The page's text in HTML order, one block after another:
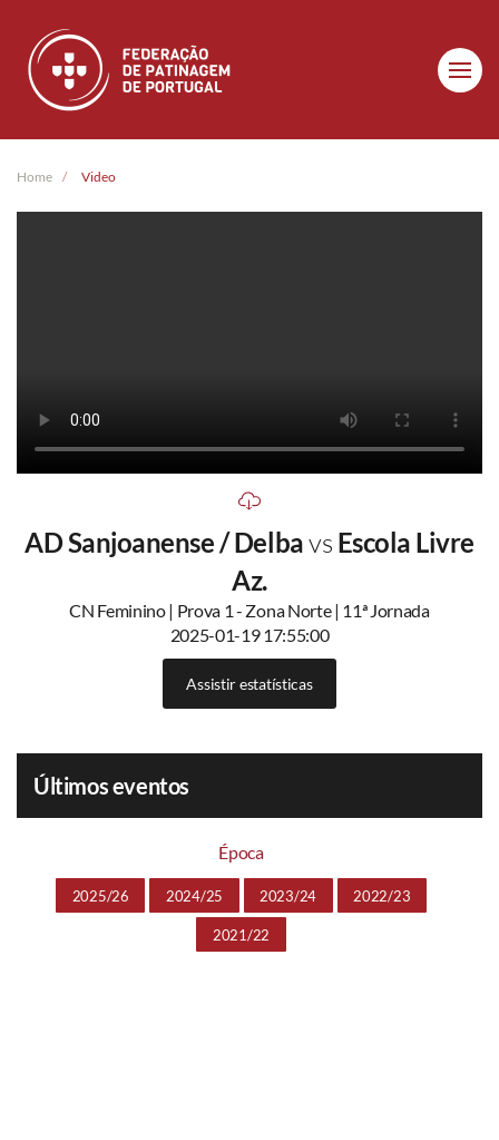
Skip to main content
Home Video
AD Sanjoanense / Delbavs Escola Livre
Az.
CN Feminino | Prova 1 - Zona Norte | 11ª Jornada
2025-01-19 17:55:00
Assistir estatísticas
Últimos eventos
Época
2025/26 2024/25 2023/24 2022/23
2021/22